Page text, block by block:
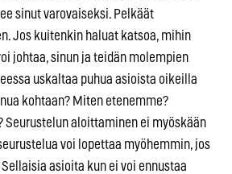
sinut varovaiseksi. Pelkäät
Jos kuitenkin haluat katsoa, mihin
johtaa, sinun ja teidän molempien
uskaltaa puhua asioista oikeilla
kohtaan? Miten etenemme?
Seurustelun aloittaminen ei myöskään
voi lopettaa myöhemmin, jos
asioita kun ei voi ennustaa